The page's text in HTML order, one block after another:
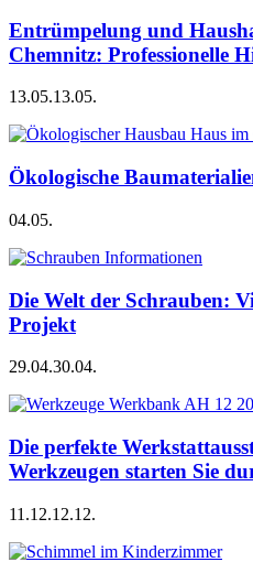
Entrümpelung und
Chemnitz: Professionelle
13.05.13.05.
Ökologische
04.05.
Die Welt der Schrauben:
Projekt
29.04.30.04.
Die perfekte
Werkzeugen starten Sie
11.12.12.12.